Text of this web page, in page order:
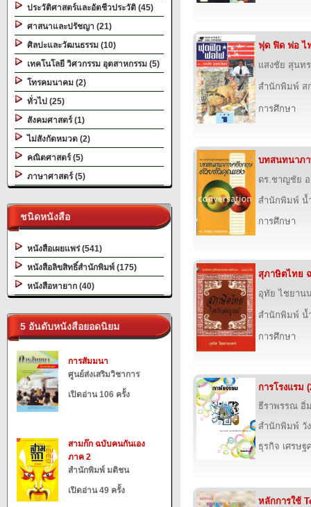
ประวัติศาสตร์และอัตชีวประวัติ (45)
ศาสนาและปรัชญา (21)
ศิลปะและวัฒนธรรม (10)
เทคโนโลยี วิศวกรรม อุตสาหกรรม (5)
โทรคมนาคม (2)
ทั่วไป (25)
สังคมศาสตร์ (1)
ไม่สังกัดหมวด (2)
คณิตศาสตร์ (5)
ภาษาศาสตร์ (5)
ชนิดหนังสือ
หนังสือเผยแพร่ (541)
หนังสือลิขสิทธิ์สำนักพิมพ์ (175)
หนังสือหายาก (40)
5 อันดับหนังสือยอดนิยม
การสัมมนา
ศูนย์ส่งเสริมวิชาการ
เปิดอ่าน 106 ครั้ง
สามก๊ก ฉบับคนกันเอง
ภาค 2
สำนักพิมพ์ มติชน
เปิดอ่าน 49 ครั้ง
ฟุด ฟิด ฟอ ไ
แสงชัย สุนท
สำนักพิมพ์ ส
การศึกษา
บทสนทนาภา
ดร.ชาญชัย
สำนักพิมพ์ น้
การศึกษา
สุภาษิตไทย
อุทัย ไชยาน
สำนักพิมพ์ น้
การศึกษา
การโรงแรม
ธีราพรรณ อิ่
สำนักพิมพ์ วั
ธุรกิจ เศรษฐ
หลักการใช้